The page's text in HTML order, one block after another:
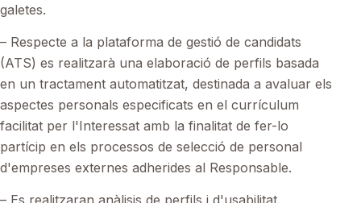
galetes.
– Respecte a la plataforma de gestió de candidats
(ATS) es realitzarà una elaboració de perfils basada
en un tractament automatitzat, destinada a avaluar els
aspectes personals especificats en el currículum
facilitat per l'Interessat amb la finalitat de fer-lo
partícip en els processos de selecció de personal
d'empreses externes adherides al Responsable.
– Es realitzaran anàlisis de perfils i d'usabilitat.